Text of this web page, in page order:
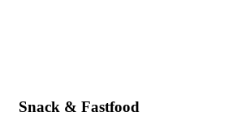
Snack & Fastfood